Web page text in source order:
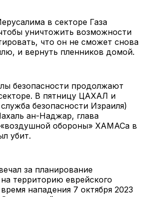
в секторе Газа
уничтожить возможности
что он не сможет снова
и вернуть пленников домой.
безопасности продолжают
В пятницу ЦАХАЛ и
безопасности Израиля)
ан-Наджар, глава
«воздушной обороны» ХАМАСа в
убит.
за планирование
территорию еврейского
нападения 7 октября 2023